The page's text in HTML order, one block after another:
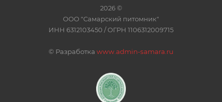
2026 ©
ООО "Самарский питомник"
ИНН 6312103450 / ОГРН 1106312009715
© Разработка www.admin-samara.ru